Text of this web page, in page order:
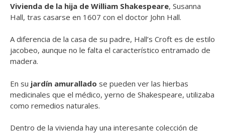
Vivienda de la hija de William Shakespeare, Susanna
Hall, tras casarse en 1607 con el doctor John Hall.
A diferencia de la casa de su padre, Hall’s Croft es de estilo
jacobeo, aunque no le falta el característico entramado de
madera.
En su jardín amurallado se pueden ver las hierbas
medicinales que el médico, yerno de Shakespeare, utilizaba
como remedios naturales.
Dentro de la vivienda hay una interesante colección de